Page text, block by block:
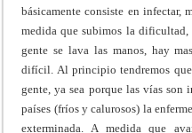
básicamente consiste en infectar,
medida que subimos la dificultad,
gente se lava las manos, hay
difícil. Al principio tendremos
gente, ya sea porque las vías son
países (fríos y calurosos) la
exterminada. A medida que